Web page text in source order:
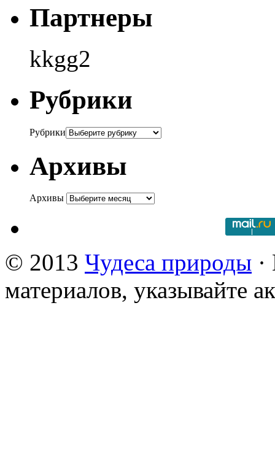
Партнеры
kkgg2
Рубрики
Рубрики
Архивы
Архивы
© 2013 Чудеса природы
материалов, указывайте